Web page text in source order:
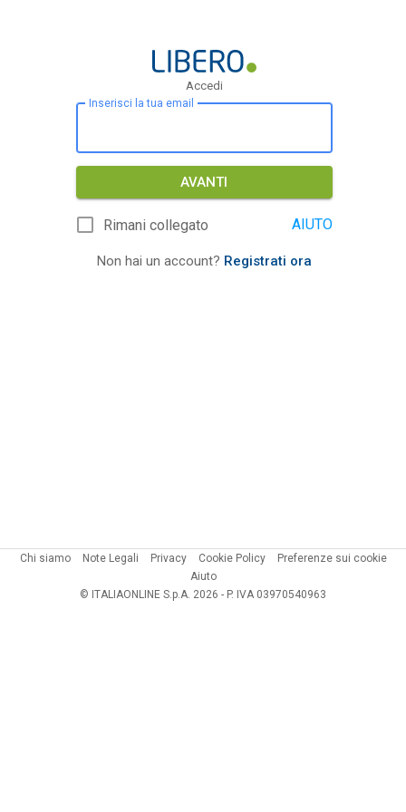
Accedi
Inserisci la tua email
AVANTI
Rimani collegato AIUTO
Non hai un account? Registrati ora
Chi siamo Note Legali Privacy Cookie Policy
Preferenze sui cookie
Aiuto
© ITALIAONLINE S.p.A. 2026 - P. IVA 03970540963